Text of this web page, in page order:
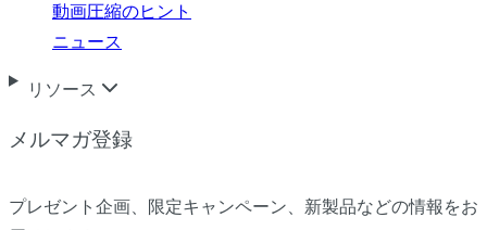
動画圧縮のヒント
ニュース
リソース
メルマガ登録
プレゼント企画、限定キャンペーン、新製品などの情報をお